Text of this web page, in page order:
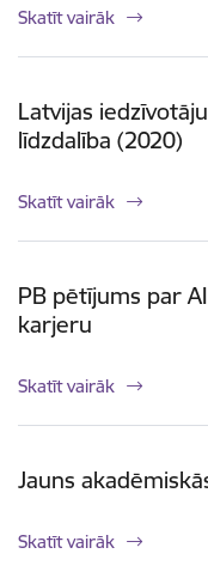
Skatīt vairāk
Latvijas
līdzdalība (2020)
Skatīt vairāk
PB pētījums par
karjeru
Skatīt vairāk
Jauns
Skatīt vairāk